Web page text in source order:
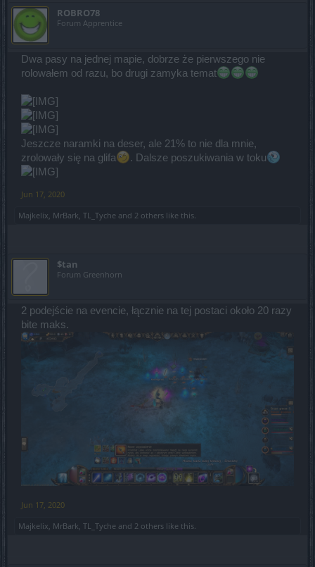
ROBRO78
Forum Apprentice
Dwa pasy na jednej mapie, dobrze że pierwszego nie
rolowałem od razu, bo drugi zamyka temat
Jeszcze naramki na deser, ale 21% to nie dla mnie,
zrolowały się na glifa
. Dalsze poszukiwania w toku
Jun 17, 2020
Majkelix, MrBark, TL_Tyche and 2 others like this.
$tan
Forum Greenhorn
2 podejście na evencie, łącznie na tej postaci około 20 razy
bite maks.
Jun 17, 2020
Majkelix MrBark TL_Tyche and 2 others like this.